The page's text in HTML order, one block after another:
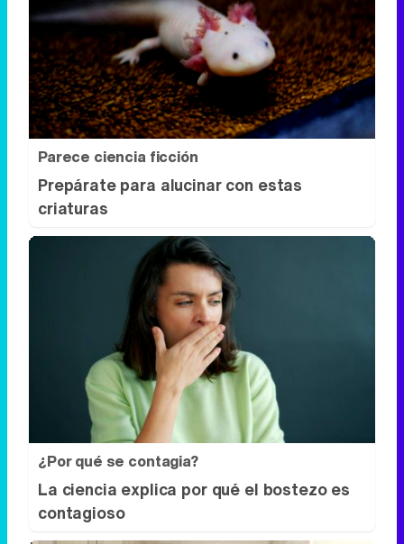
Parece ciencia ficción
Prepárate para alucinar con estas
criaturas
¿Por qué se contagia?
La ciencia explica por qué el bostezo es
contagioso